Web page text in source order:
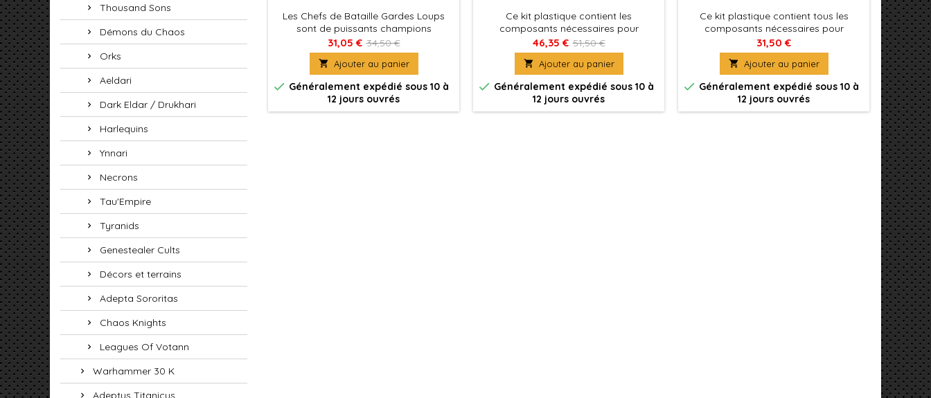
Thousand Sons
Démons du Chaos
Orks
Aeldari
Dark Eldar / Drukhari
Harlequins
Ynnari
Necrons
Tau'Empire
Tyranids
Genestealer Cults
Décors et terrains
Adepta Sororitas
Chaos Knights
Leagues Of Votann
Warhammer 30 K
Adeptus Titanicus
Les Chefs de Bataille Gardes Loups
sont de puissants champions
jouissant d'un talent inné pour le
commandement, et que leurs
Seigneurs Loups chargent de diriger
les troupes.
31,05 € 34,50 €
 Ajouter au panier
 Généralement expédié sous 10 à
12 jours ouvrés
Ce kit plastique contient les
composants nécessaires pour
assembler une Primaris Reiver Squad
de 10 membres.
46,35 € 51,50 €
 Ajouter au panier
 Généralement expédié sous 10 à
12 jours ouvrés
Ce kit plastique contient tous les
composants nécessaires pour
assembler un Iron Priest, implacable
forgeron en armure des Space
Wolves.
31,50 €
 Ajouter au panier
 Généralement expédié sous 10 à
12 jours ouvrés
